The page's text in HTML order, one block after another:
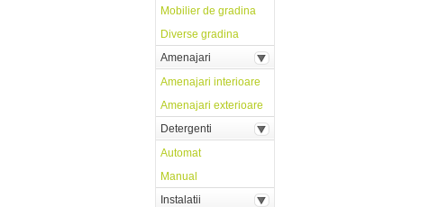
Mobilier de gradina
Diverse gradina
Amenajari
Amenajari interioare
Amenajari exterioare
Detergenti
Automat
Manual
Instalatii